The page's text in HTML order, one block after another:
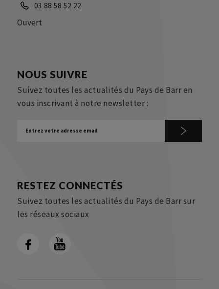
03 88 58 52 22
Ouvert
NOUS SUIVRE
Suivez toutes les actualités du Pays de Barr en
vous inscrivant à notre newsletter :
RESTEZ CONNECTÉS
Suivez toutes les actualités du Pays de Barr sur
les réseaux sociaux